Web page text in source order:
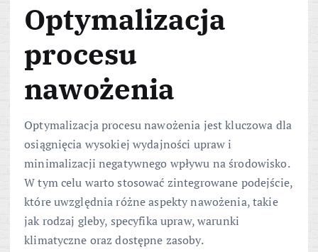
Optymalizacja
procesu
nawożenia
Optymalizacja procesu nawożenia jest kluczowa dla
osiągnięcia wysokiej wydajności upraw i
minimalizacji negatywnego wpływu na środowisko.
W tym celu warto stosować zintegrowane podejście,
które uwzględnia różne aspekty nawożenia, takie
jak rodzaj gleby, specyfika upraw, warunki
klimatyczne oraz dostępne zasoby.